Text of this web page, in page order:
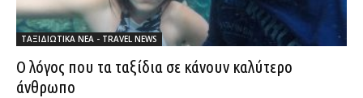
ΤΑΞΙΔΙΩΤΙΚΑ ΝΕΑ - TRAVEL NEWS
Ο λόγος που τα ταξίδια σε κάνουν καλύτερο
άνθρωπο